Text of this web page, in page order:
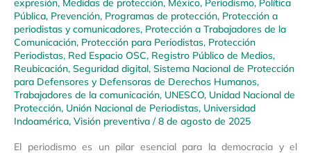
expresión, Medidas de protección, México, Periodismo, Política
Pública, Prevención, Programas de protección, Protección a
periodistas y comunicadores, Protección a Trabajadores de la
Comunicación, Protección para Periodistas, Protección
Periodistas, Red Espacio OSC, Registro Público de Medios,
Reubicación, Seguridad digital, Sistema Nacional de Protección
para Defensores y Defensoras de Derechos Humanos,
Trabajadores de la comunicación, UNESCO, Unidad Nacional de
Protección, Unión Nacional de Periodistas, Universidad
Indoamérica, Visión preventiva /8 de agosto de 2025
El periodismo es un pilar esencial para la democracia y el